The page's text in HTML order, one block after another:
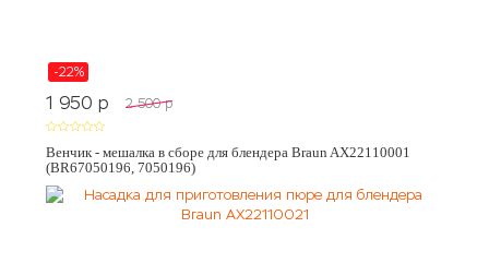
-22%
1 950 p 2 500 p
Венчик - мешалка в сборе для блендера Braun AX22110001
(BR67050196, 7050196)